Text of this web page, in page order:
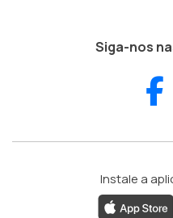
Siga-nos
Instale a